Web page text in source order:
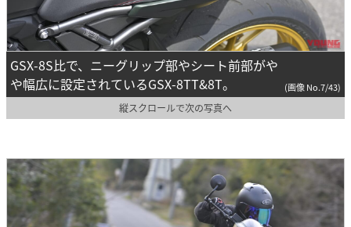
GSX-8S比で、ニーグリップ部やシート前部がや
や幅広に設定されているGSX-8TT&8T。
(画像 No.7/43)
縦スクロールで次の写真へ